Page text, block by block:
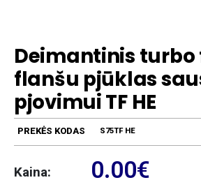
Deimantinis turbo
flanšu pjūklas
pjovimui TF HE
PREKĖS KODAS S75TF HE
Kaina: 0.00€